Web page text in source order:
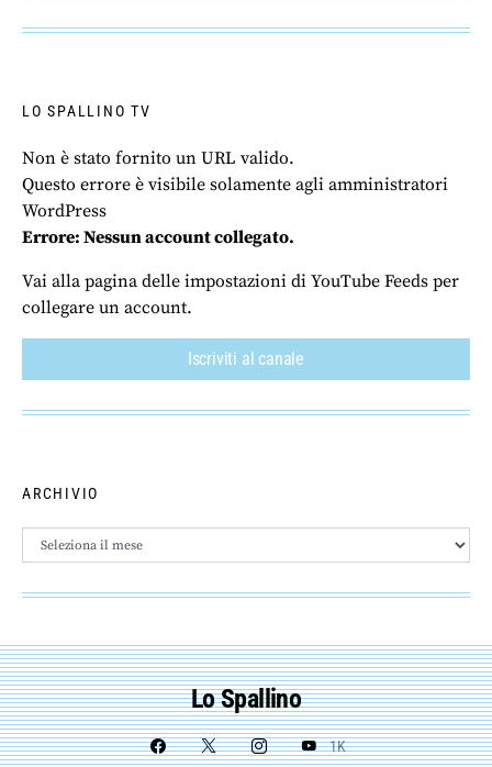
LO SPALLINO TV
Non è stato fornito un URL valido.
Questo errore è visibile solamente agli amministratori
WordPress
Errore: Nessun account collegato.
Vai alla pagina delle impostazioni di YouTube Feeds per
collegare un account.
Iscriviti al canale
ARCHIVIO
Archivio
Lo Spallino
1K